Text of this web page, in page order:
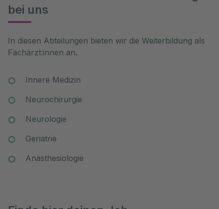
bei uns
In diesen Abteilungen bieten wir die Weiterbildung als
Fachärzt:innen an.
Innere Medizin
Neurochirurgie
Neurologie
Geriatrie
Anästhesiologie